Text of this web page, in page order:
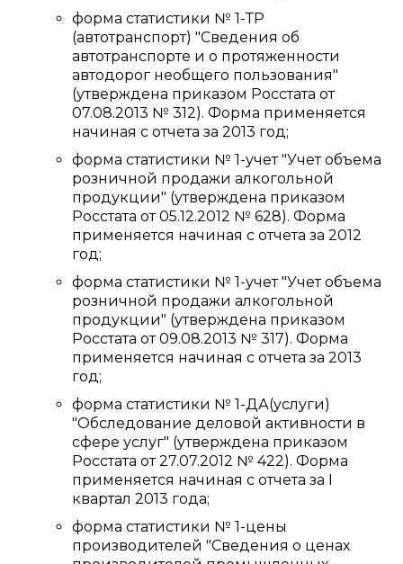
форма статистики № 1-ТР
(автотранспорт) "Сведения об
автотранспорте и о протяженности
автодорог необщего пользования"
(утверждена приказом Росстата от
07.08.2013 № 312). Форма применяется
начиная с отчета за 2013 год;
форма статистики № 1-учет "Учет объема
розничной продажи алкогольной
продукции" (утверждена приказом
Росстата от 05.12.2012 № 628). Форма
применяется начиная с отчета за 2012
год;
форма статистики № 1-учет "Учет объема
розничной продажи алкогольной
продукции" (утверждена приказом
Росстата от 09.08.2013 № 317). Форма
применяется начиная с отчета за 2013
год;
форма статистики № 1-ДА(услуги)
"Обследование деловой активности в
сфере услуг" (утверждена приказом
Росстата от 27.07.2012 № 422). Форма
применяется начиная с отчета за I
квартал 2013 года;
форма статистики № 1-цены
производителей "Сведения о ценах